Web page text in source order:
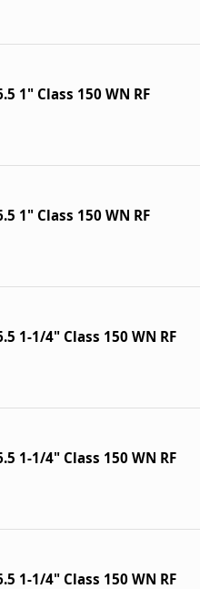
1" Class 150 WN RF
1" Class 150 WN RF
1-1/4" Class 150 WN RF
1-1/4" Class 150 WN RF
1-1/4" Class 150 WN RF